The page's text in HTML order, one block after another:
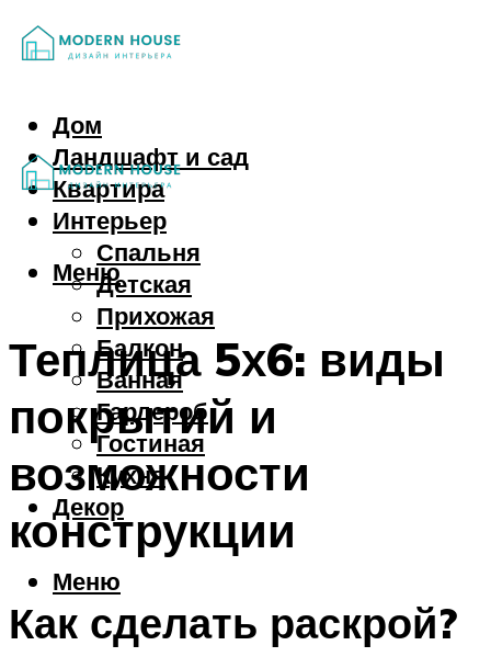
Дом
Ландшафт и сад
Квартира
Интерьер
Спальня
Детская
Прихожая
Балкон
Ванная
Гардероб
Гостиная
Кухня
Декор
Меню
Меню
Теплица 5х6: виды
покрытий и
возможности
конструкции
Как сделать раскрой?